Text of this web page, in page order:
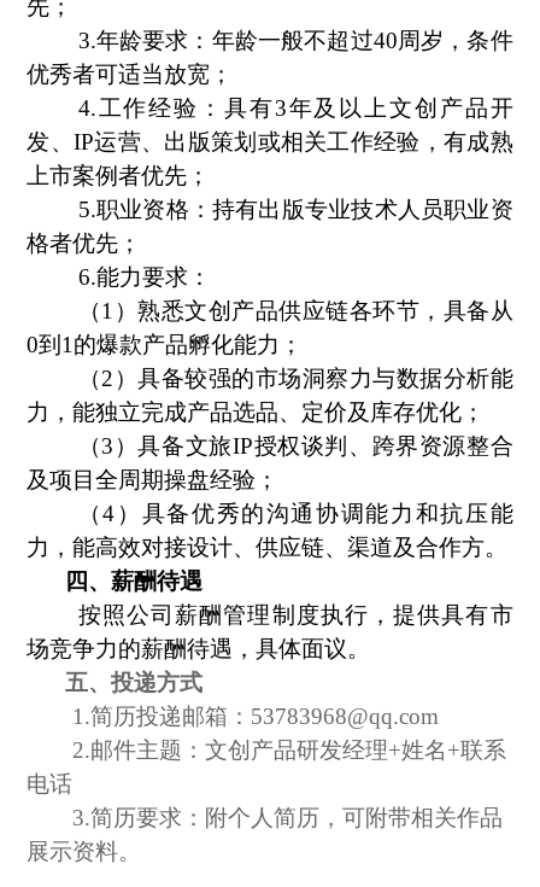
先；
3.年龄要求：年龄一般不超过40周岁，条件
优秀者可适当放宽；
4.工作经验：具有3年及以上文创产品开
发、IP运营、出版策划或相关工作经验，有成熟
上市案例者优先；
5.职业资格：持有出版专业技术人员职业资
格者优先；
6.能力要求：
（1）熟悉文创产品供应链各环节，具备从
0到1的爆款产品孵化能力；
（2）具备较强的市场洞察力与数据分析能
力，能独立完成产品选品、定价及库存优化；
（3）具备文旅IP授权谈判、跨界资源整合
及项目全周期操盘经验；
（4）具备优秀的沟通协调能力和抗压能
力，能高效对接设计、供应链、渠道及合作方。
四、薪酬待遇
按照公司薪酬管理制度执行，提供具有市
场竞争力的薪酬待遇，具体面议。
五、投递方式
1.简历投递邮箱：53783968@qq.com
2.邮件主题：文创产品研发经理+姓名+联系
电话
3.简历要求：附个人简历，可附带相关作品
展示资料。